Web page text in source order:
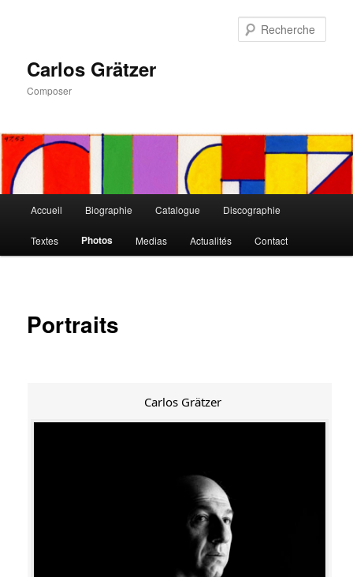
Carlos Grätzer
Composer
principal
Accueil Biographie Catalogue Discographie
Textes Photos Medias Actualités Contact
Portraits
Carlos Grätzer